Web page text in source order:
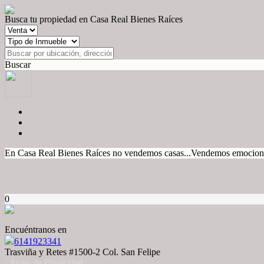
Busca tu propiedad en Casa Real Bienes Raíces
Buscar
En Casa Real Bienes Raíces no vendemos casas...Vendemos
0
Encuéntranos en
6141923341
Trasviña y Retes #1500-2 Col. San Felipe